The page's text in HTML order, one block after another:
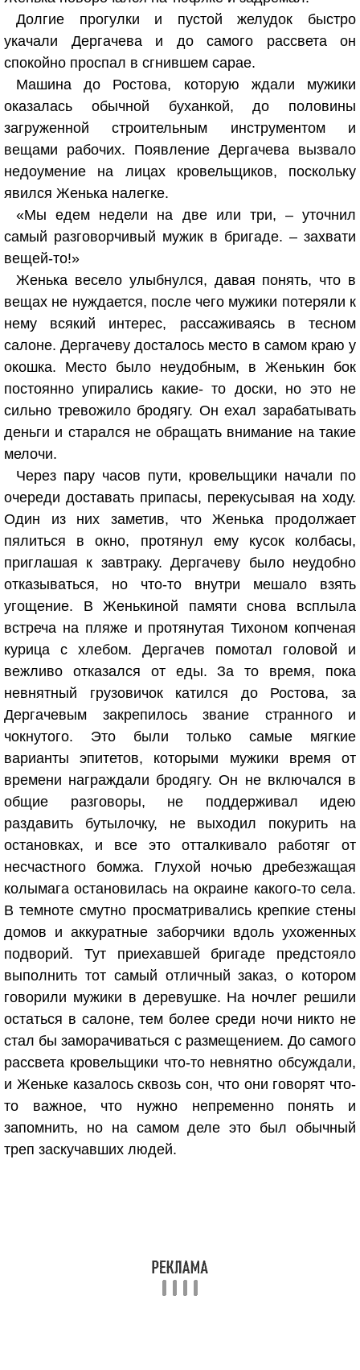
Долгие прогулки и пустой желудок быстро
укачали Дергачева и до самого рассвета он
спокойно проспал в сгнившем сарае.
Машина до Ростова, которую ждали мужики
оказалась обычной буханкой, до половины
загруженной строительным инструментом и
вещами рабочих. Появление Дергачева вызвало
недоумение на лицах кровельщиков, поскольку
явился Женька налегке.
«Мы едем недели на две или три, – уточнил
самый разговорчивый мужик в бригаде. – захвати
вещей-то!»
Женька весело улыбнулся, давая понять, что в
вещах не нуждается, после чего мужики потеряли к
нему всякий интерес, рассаживаясь в тесном
салоне. Дергачеву досталось место в самом краю у
окошка. Место было неудобным, в Женькин бок
постоянно упирались какие- то доски, но это не
сильно тревожило бродягу. Он ехал зарабатывать
деньги и старался не обращать внимание на такие
мелочи.
Через пару часов пути, кровельщики начали по
очереди доставать припасы, перекусывая на ходу.
Один из них заметив, что Женька продолжает
пялиться в окно, протянул ему кусок колбасы,
приглашая к завтраку. Дергачеву было неудобно
отказываться, но что-то внутри мешало взять
угощение. В Женькиной памяти снова всплыла
встреча на пляже и протянутая Тихоном копченая
курица с хлебом. Дергачев помотал головой и
вежливо отказался от еды. За то время, пока
невнятный грузовичок катился до Ростова, за
Дергачевым закрепилось звание странного и
чокнутого. Это были только самые мягкие
варианты эпитетов, которыми мужики время от
времени награждали бродягу. Он не включался в
общие разговоры, не поддерживал идею
раздавить бутылочку, не выходил покурить на
остановках, и все это отталкивало работяг от
несчастного бомжа. Глухой ночью дребезжащая
колымага остановилась на окраине какого-то села.
В темноте смутно просматривались крепкие стены
домов и аккуратные заборчики вдоль ухоженных
подворий. Тут приехавшей бригаде предстояло
выполнить тот самый отличный заказ, о котором
говорили мужики в деревушке. На ночлег решили
остаться в салоне, тем более среди ночи никто не
стал бы заморачиваться с размещением. До самого
рассвета кровельщики что-то невнятно обсуждали,
и Женьке казалось сквозь сон, что они говорят что-
то важное, что нужно непременно понять и
запомнить, но на самом деле это был обычный
треп заскучавших людей.